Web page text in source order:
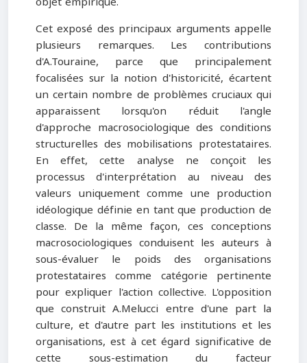
Cet exposé des principaux arguments appelle
plusieurs remarques. Les contributions
d'A.Touraine, parce que principalement
focalisées sur la notion d'historicité, écartent
un certain nombre de problèmes cruciaux qui
apparaissent lorsqu'on réduit l'angle
d'approche macrosociologique des conditions
structurelles des mobilisations protestataires.
En effet, cette analyse ne conçoit les
processus d'interprétation au niveau des
valeurs uniquement comme une production
idéologique définie en tant que production de
classe. De la même façon, ces conceptions
macrosociologiques conduisent les auteurs à
sous-évaluer le poids des organisations
protestataires comme catégorie pertinente
pour expliquer l'action collective. L'opposition
que construit A.Melucci entre d'une part la
culture, et d'autre part les institutions et les
organisations, est à cet égard significative de
cette sous-estimation du facteur